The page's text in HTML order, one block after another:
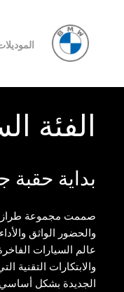
الفئة
بداية حقبة
عالم السيارات
والابتكارات التقنية
الجديدة بشكل أساسي